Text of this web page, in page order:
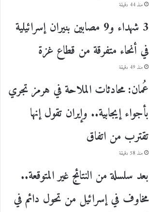
منذ 44 دقيقة
3 شهداء و9 مصابين بنيران إسرائيلية
في أنحاء متفرقة من قطاع غزة
منذ 49 دقيقة
عُمان: محادثات الملاحة في هرمز تجري
بأجواء إيجابية.. وإيران تقول إنها
تقترب من اتفاق
منذ 58 دقيقة
بعد سلسلة من النتائج غير المتوقعة..
مخاوف في إسرائيل من تحول دائم في